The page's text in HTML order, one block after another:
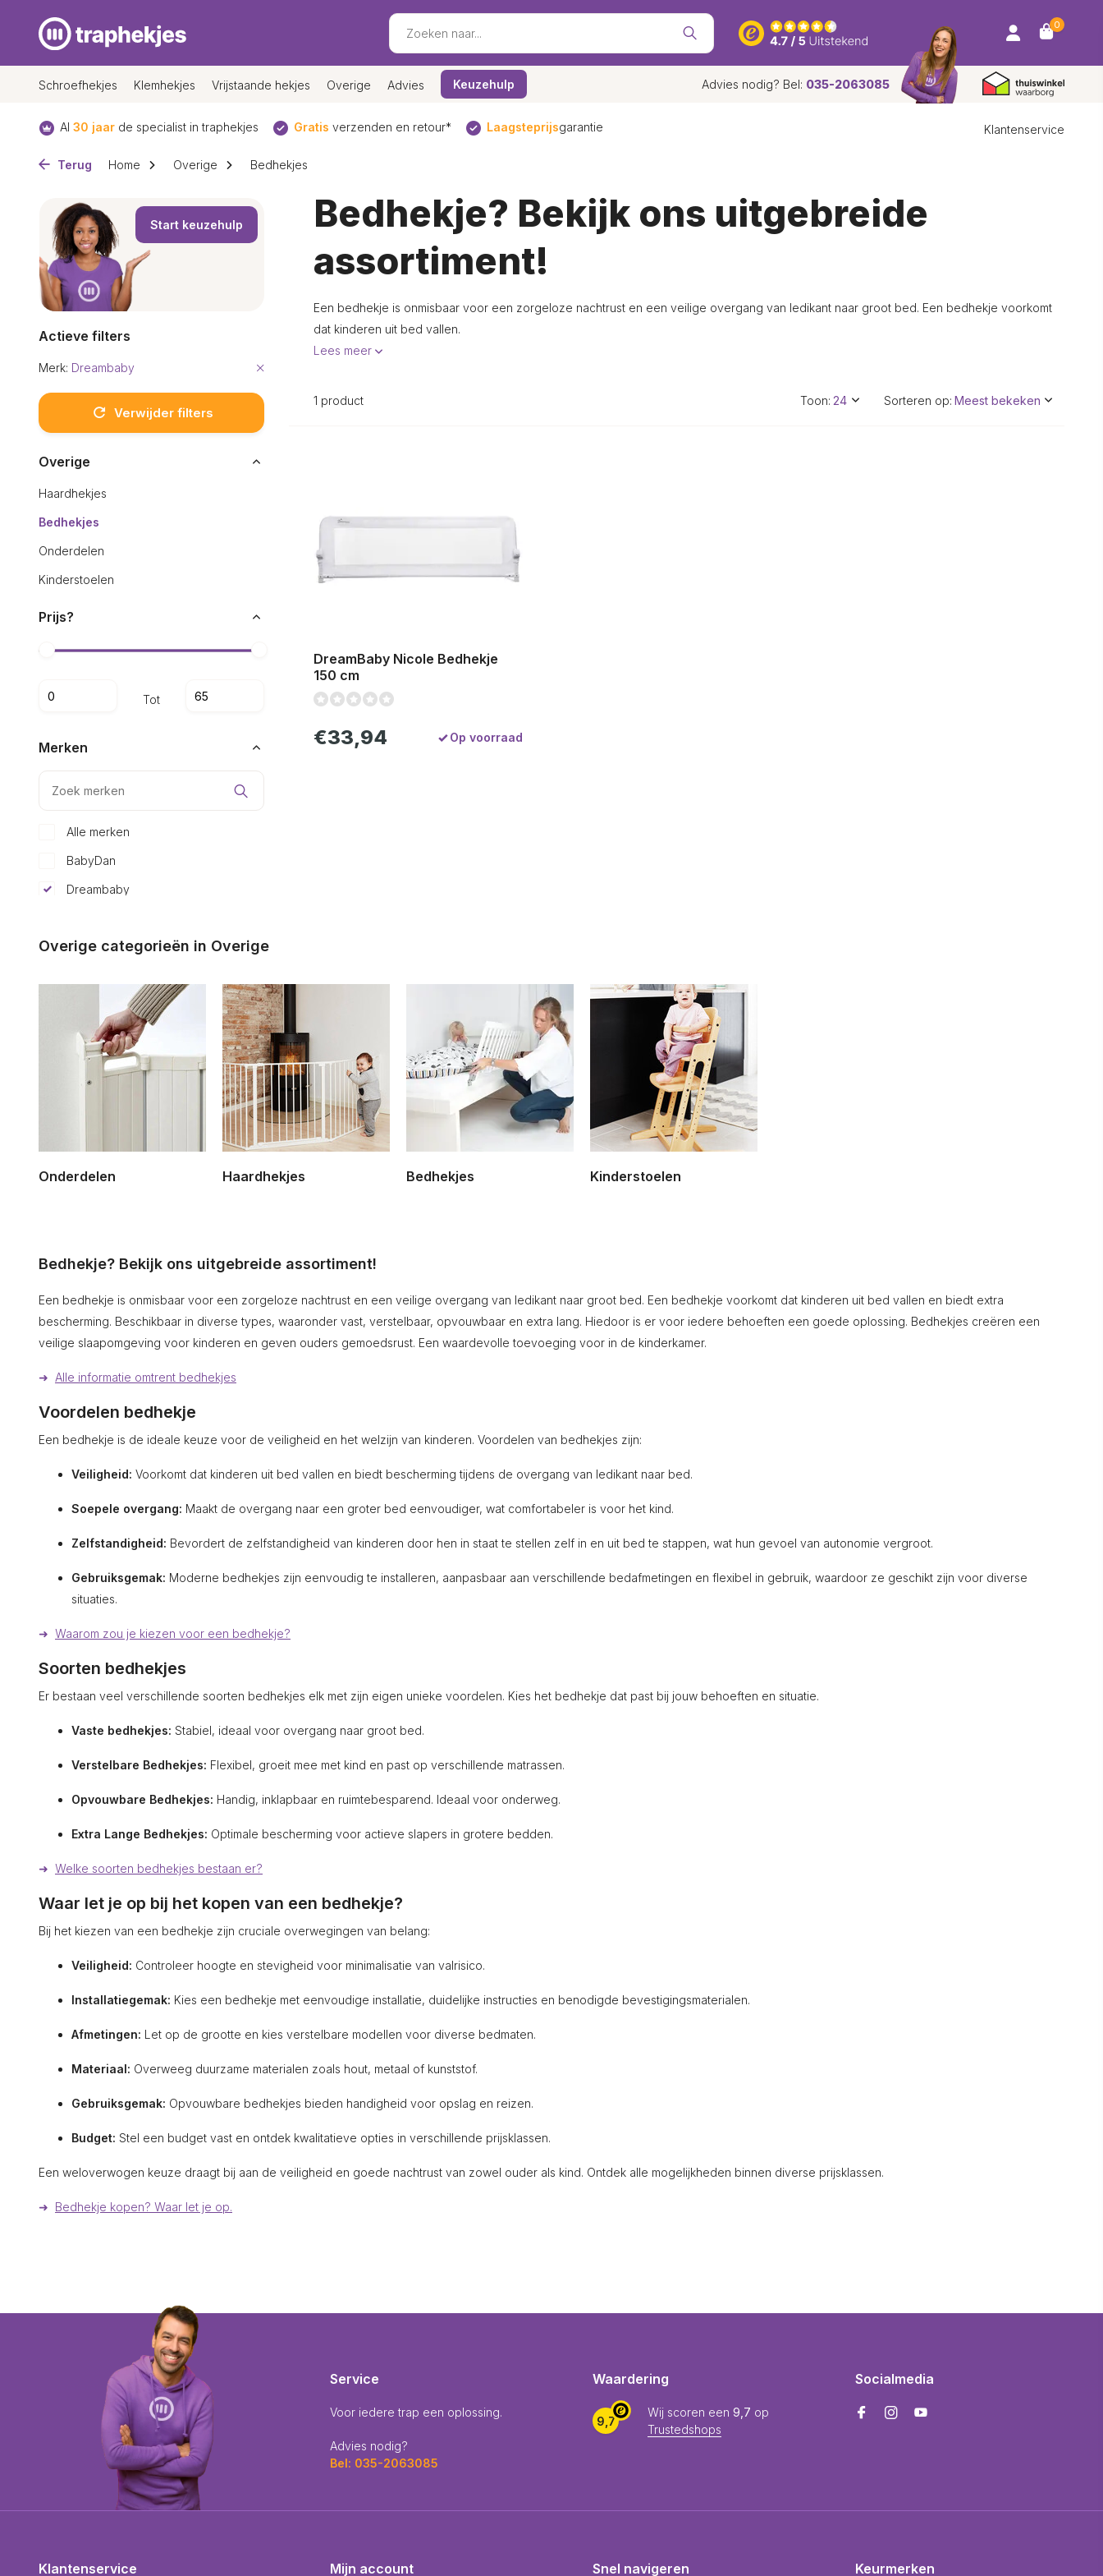
0
Schroefhekjes Klemhekjes Vrijstaande hekjes Overige Advies Keuzehulp Advies nodig? Bel: 035-2063085
Al 30 jaar de specialist in traphekjes Gratis verzenden en retour* Laagsteprijsgarantie Klantenservice
Terug Home Overige Bedhekjes
Start keuzehulp
Actieve filters
Merk: Dreambaby
Verwijder filters
Overige
Haardhekjes
Bedhekjes
Onderdelen
Kinderstoelen
Prijs?
Tot
Merken
Alle merken
BabyDan
Dreambaby
Geuther
SafetyThings
Breedte
Functies
Kinderbeveiliging (1)
Opvouwbaar(1)
Bedhekje? Bekijk ons uitgebreide
assortiment!
Een bedhekje is onmisbaar voor een zorgeloze nachtrust en een veilige overgang van ledikant naar groot bed. Een bedhekje voorkomt
dat kinderen uit bed vallen.
Lees meer
1 product Toon: Sorteren op:
DreamBaby Nicole Bedhekje
150 cm
€33,94 Op voorraad
Overige categorieën in Overige
Onderdelen Haardhekjes Bedhekjes Kinderstoelen
Bedhekje? Bekijk ons uitgebreide assortiment!
Een bedhekje is onmisbaar voor een zorgeloze nachtrust en een veilige overgang van ledikant naar groot bed. Een bedhekje voorkomt dat kinderen uit bed vallen en biedt extra
bescherming. Beschikbaar in diverse types, waaronder vast, verstelbaar, opvouwbaar en extra lang. Hiedoor is er voor iedere behoeften een goede oplossing. Bedhekjes creëren een
veilige slaapomgeving voor kinderen en geven ouders gemoedsrust. Een waardevolle toevoeging voor in de kinderkamer.
➜ Alle informatie omtrent bedhekjes
Voordelen bedhekje
Een bedhekje is de ideale keuze voor de veiligheid en het welzijn van kinderen. Voordelen van bedhekjes zijn:
Veiligheid: Voorkomt dat kinderen uit bed vallen en biedt bescherming tijdens de overgang van ledikant naar bed.
Soepele overgang: Maakt de overgang naar een groter bed eenvoudiger, wat comfortabeler is voor het kind.
Zelfstandigheid: Bevordert de zelfstandigheid van kinderen door hen in staat te stellen zelf in en uit bed te stappen, wat hun gevoel van autonomie vergroot.
Gebruiksgemak: Moderne bedhekjes zijn eenvoudig te installeren, aanpasbaar aan verschillende bedafmetingen en flexibel in gebruik, waardoor ze geschikt zijn voor diverse
situaties.
➜ Waarom zou je kiezen voor een bedhekje?
Soorten bedhekjes
Er bestaan veel verschillende soorten bedhekjes elk met zijn eigen unieke voordelen. Kies het bedhekje dat past bij jouw behoeften en situatie.
Vaste bedhekjes: Stabiel, ideaal voor overgang naar groot bed.
Verstelbare Bedhekjes: Flexibel, groeit mee met kind en past op verschillende matrassen.
Opvouwbare Bedhekjes: Handig, inklapbaar en ruimtebesparend. Ideaal voor onderweg.
Extra Lange Bedhekjes: Optimale bescherming voor actieve slapers in grotere bedden.
➜ Welke soorten bedhekjes bestaan er?
Waar let je op bij het kopen van een bedhekje?
Bij het kiezen van een bedhekje zijn cruciale overwegingen van belang:
Veiligheid: Controleer hoogte en stevigheid voor minimalisatie van valrisico.
Installatiegemak: Kies een bedhekje met eenvoudige installatie, duidelijke instructies en benodigde bevestigingsmaterialen.
Afmetingen: Let op de grootte en kies verstelbare modellen voor diverse bedmaten.
Materiaal: Overweeg duurzame materialen zoals hout, metaal of kunststof.
Gebruiksgemak: Opvouwbare bedhekjes bieden handigheid voor opslag en reizen.
Budget: Stel een budget vast en ontdek kwalitatieve opties in verschillende prijsklassen.
Een weloverwogen keuze draagt bij aan de veiligheid en goede nachtrust van zowel ouder als kind. Ontdek alle mogelijkheden binnen diverse prijsklassen.
➜ Bedhekje kopen? Waar let je op.
Service
Voor iedere trap een oplossing.
Advies nodig?
Bel: 035-2063085
Waardering
9,7
Wij scoren een 9,7 op
Trustedshops
Socialmedia
Klantenservice Mijn account Snel navigeren Keurmerken